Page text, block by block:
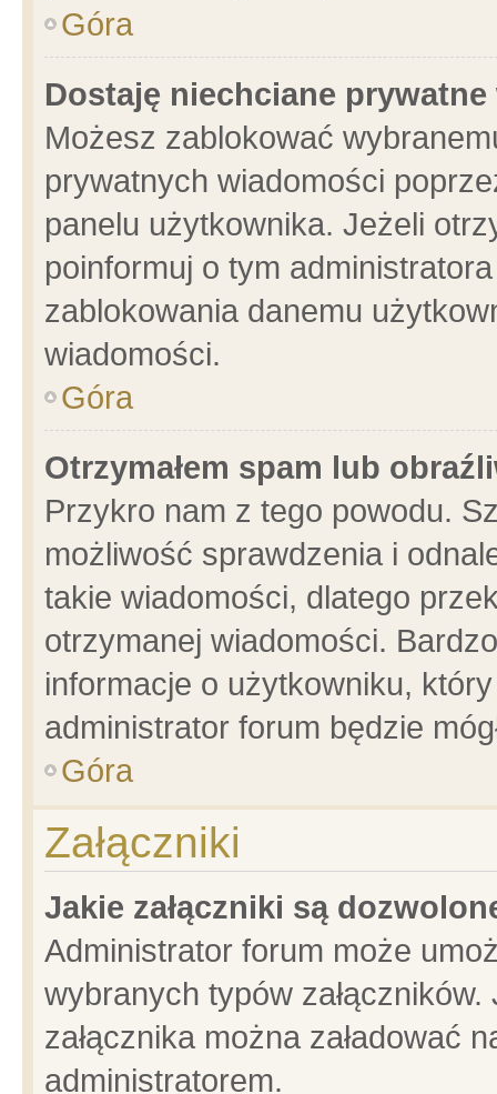
Góra
Dostaję niechciane
Możesz zablokować
prywatnych wiadomości
panelu użytkownika. Jeżeli
poinformuj o tym
zablokowania danemu
wiadomości.
Góra
Otrzymałem spam lub
Przykro nam z tego powodu.
możliwość sprawdzenia i
takie wiadomości, dlatego
otrzymanej wiadomości.
informacje o użytkowniku,
administrator forum będzie
Góra
Załączniki
Jakie załączniki są
Administrator forum może
wybranych typów
załącznika można załadować
administratorem.